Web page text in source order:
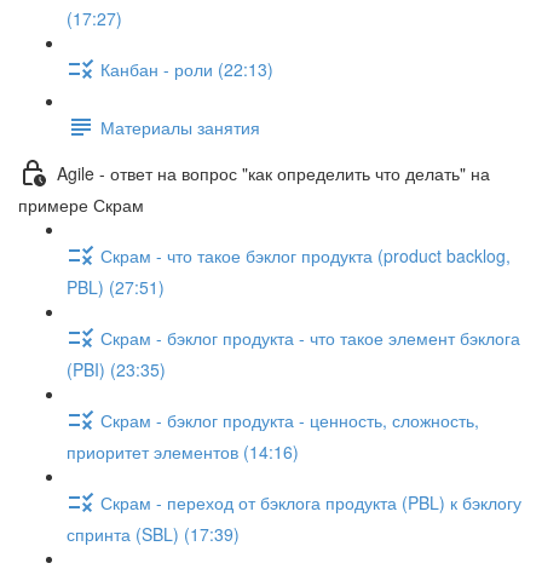
(17:27)
Канбан - роли (22:13)
Материалы занятия
Agile - ответ на вопрос "как определить что делать" на
примере Скрам
Скрам - что такое бэклог продукта (product backlog,
PBL) (27:51)
Скрам - бэклог продукта - что такое элемент бэклога
(PBI) (23:35)
Скрам - бэклог продукта - ценность, сложность,
приоритет элементов (14:16)
Скрам - переход от бэклога продукта (PBL) к бэклогу
спринта (SBL) (17:39)